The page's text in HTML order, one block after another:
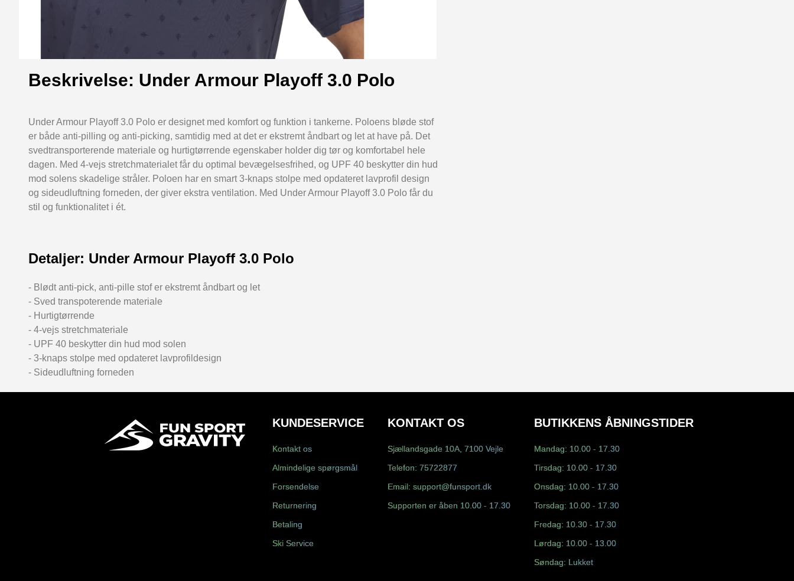
Beskrivelse: Under Armour Playoff 3.0 Polo
Under Armour Playoff 3.0 Polo er designet med komfort og funktion i tankerne. Poloens bløde stof
er både anti-pilling og anti-picking, samtidig med at det er ekstremt åndbart og let at have på. Det
svedtransporterende materiale og hurtigtørrende egenskaber holder dig tør og komfortabel hele
dagen. Med 4-vejs stretchmaterialet får du optimal bevægelsesfrihed, og UPF 40 beskytter din hud
mod solens skadelige stråler. Poloen har en smart 3-knaps stolpe med opdateret lavprofil design
og sideudluftning forneden, der giver ekstra ventilation. Med Under Armour Playoff 3.0 Polo får du
stil og funktionalitet i ét.
Detaljer: Under Armour Playoff 3.0 Polo
- Blødt anti-pick, anti-pille stof er ekstremt åndbart og let
- Sved transpoterende materiale
- Hurtigtørrende
- 4-vejs stretchmateriale
- UPF 40 beskytter din hud mod solen
- 3-knaps stolpe med opdateret lavprofildesign
- Sideudluftning forneden
KUNDESERVICE
Kontakt os
Almindelige spørgsmål
Forsendelse
Returnering
Betaling
Ski Service
KONTAKT OS
Sjællandsgade 10A, 7100 Vejle
Telefon: 75722877
Email: support@funsport.dk
Supporten er åben 10.00 - 17.30
BUTIKKENS ÅBNINGSTIDER
Mandag: 10.00 - 17.30
Tirsdag: 10.00 - 17.30
Onsdag: 10.00 - 17.30
Torsdag: 10.00 - 17.30
Fredag: 10.30 - 17.30
Lørdag: 10.00 - 13.00
Søndag: Lukket